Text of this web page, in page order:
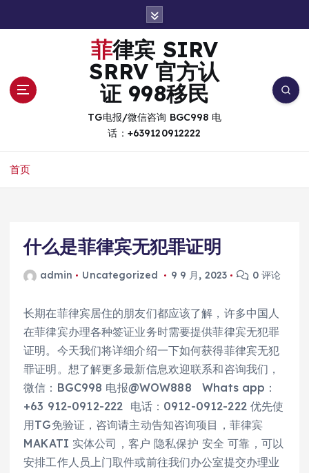
菲律宾 SIRV
SRRV 官方认
证 998移民
TG电报/微信咨询 BGC998 电
话：+639120912222
首页
什么是菲律宾无犯罪证明
admin Uncategorized 9 9 月, 2023 0 评论
长期在菲律宾居住的朋友们都应该了解，许多中国人
在菲律宾办理各种签证业务时需要提供菲律宾无犯罪
证明。今天我们将详细介绍一下如何获得菲律宾无犯
罪证明。想了解更多最新信息欢迎联系和咨询我们，
微信：BGC998 电报@WOW888 Whats app：
+63 912-0912-222 电话：0912-0912-222 优先使
用TG免验证，咨询请主动告知咨询项目，菲律宾
MAKATI 实体公司，客户 隐私保护 安全 可靠，可以
安排工作人员上门取件或前往我们办公室提交办理业